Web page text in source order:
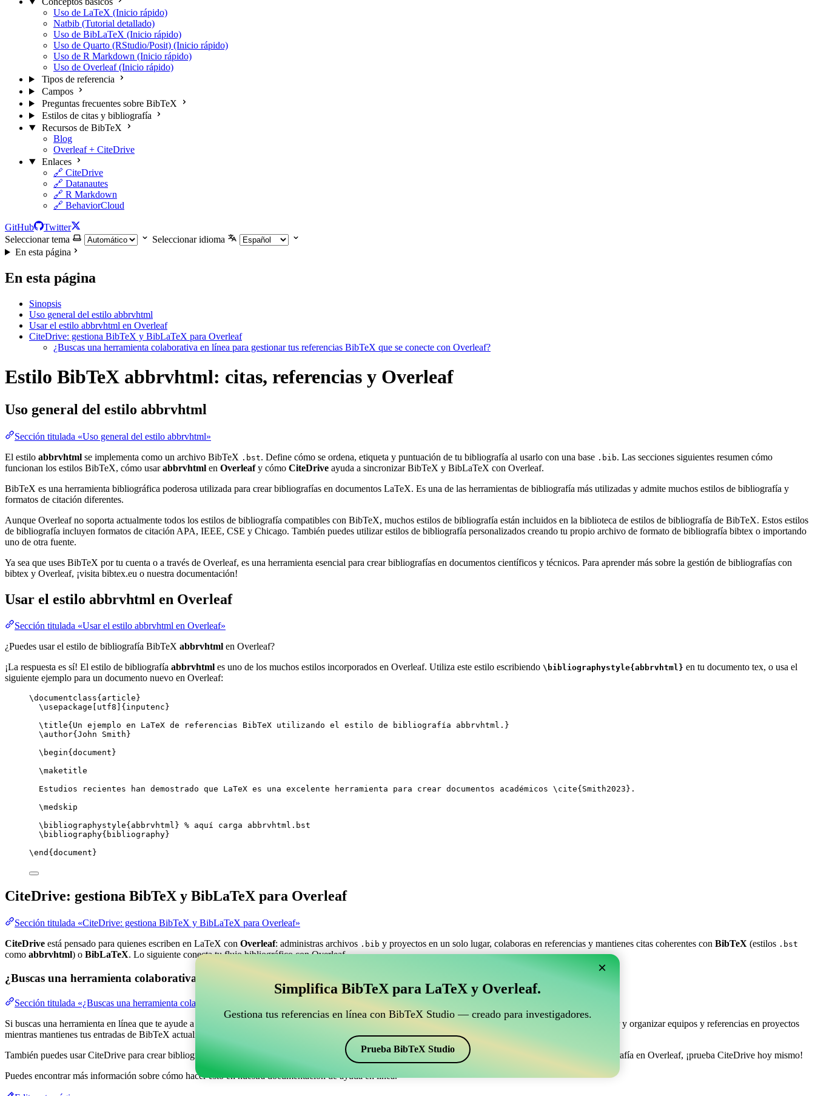
Uso de LaTeX (Inicio rápido)
Natbib (Tutorial detallado)
Uso de BibLaTeX (Inicio rápido)
Uso de Quarto (RStudio/Posit) (Inicio rápido)
Uso de R Markdown (Inicio rápido)
Uso de Overleaf (Inicio rápido)
Tipos de referencia
Campos
Preguntas frecuentes sobre BibTeX
Estilos de citas y bibliografía
Recursos de BibTeX
Blog
Overleaf + CiteDrive
Enlaces
🔗 CiteDrive
🔗 Datanautes
🔗 R Markdown
🔗 BehaviorCloud
GitHub
Twitter
Seleccionar tema
Seleccionar idioma
En esta página
En esta página
Sinopsis
Uso general del estilo abbrvhtml
Usar el estilo abbrvhtml en Overleaf
CiteDrive: gestiona BibTeX y BibLaTeX para Overleaf
¿Buscas una herramienta colaborativa en línea para gestionar tus referencias BibTeX que se conecte con Overleaf?
Estilo BibTeX abbrvhtml: citas, referencias y Overleaf
Uso general del estilo abbrvhtml
Sección titulada «Uso general del estilo abbrvhtml»
El estilo abbrvhtml se implementa como un archivo BibTeX .bst. Define cómo se ordena, etiqueta y puntuación de tu bibliografía al usarlo con una base .bib. Las secciones siguientes resumen cómo
funcionan los estilos BibTeX, cómo usarabbrvhtml en Overleafy cómo CiteDrive ayuda a sincronizar BibTeX y BibLaTeX con Overleaf.
BibTeX es una herramienta bibliográfica poderosa utilizada para crear bibliografías en documentos LaTeX. Es una de las herramientas de bibliografía más utilizadas y admite muchos estilos de bibliografía y
formatos de citación diferentes.
Aunque Overleaf no soporta actualmente todos los estilos de bibliografía compatibles con BibTeX, muchos estilos de bibliografía están incluidos en la biblioteca de estilos de bibliografía de BibTeX. Estos estilos
de bibliografía incluyen formatos de citación APA, IEEE, CSE y Chicago. También puedes utilizar estilos de bibliografía personalizados creando tu propio archivo de formato de bibliografía bibtex o importando
uno de otra fuente.
Ya sea que uses BibTeX por tu cuenta o a través de Overleaf, es una herramienta esencial para crear bibliografías en documentos científicos y técnicos. Para aprender más sobre la gestión de bibliografías con
bibtex y Overleaf, ¡visita bibtex.eu o nuestra documentación!
Usar el estilo abbrvhtml en Overleaf
Sección titulada «Usar el estilo abbrvhtml en Overleaf»
¿Puedes usar el estilo de bibliografía BibTeX abbrvhtml en Overleaf?
¡La respuesta es sí! El estilo de bibliografía abbrvhtml es uno de los muchos estilos incorporados en Overleaf. Utiliza este estilo escribiendo \bibliographystyle{abbrvhtml} en tu documento tex, o usa el
siguiente ejemplo para un documento nuevo en Overleaf:
\documentclass{ article }
\usepackage
utf8 ]{ inputenc }
\title{Un ejemplo en LaTeX de referencias BibTeX utilizando el estilo de bibliografía abbrvhtml.}
\author{John Smith}
\begin{ document }
\maketitle
Estudios recientes han demostrado que LaTeX es una excelente herramienta para crear documentos académicos \cite{ Smith2023 }.
\medskip
\bibliographystyle{abbrvhtml} % aquí carga abbrvhtml.bst
\bibliography{bibliography}
\end { document }
CiteDrive: gestiona BibTeX y BibLaTeX para Overleaf
Sección titulada «CiteDrive: gestiona BibTeX y BibLaTeX para Overleaf»
CiteDrive está pensado para quienes escriben en LaTeX con Overleaf: administras archivos .bib y proyectos en un solo lugar, colaboras en referencias y mantienes citas coherentes con BibTeX (estilos .bst
como abbrvhtml) o BibLaTeX. Lo siguiente conecta tu flujo bibliográfico con Overleaf.
¿Buscas una herramienta colaborativa en línea para gestionar tus referencias BibTeX que se conecte con Overleaf?
Sección titulada «¿Buscas una herramienta colaborativa en línea para gestionar tus referencias BibTeX que se conecte con Overleaf?»
Si buscas una herramienta en línea que te ayude a gestionar tus referencias, citas y bibliografía en Overleaf, ¡CiteDrive puede ser perfecta! Te permite coleccionar y organizar equipos y referencias en proyectos
mientras mantienes tus entradas de BibTeX actualizadas en tu proyecto de Overleaf.
También puedes usar CiteDrive para crear bibliografías y citas en varios estilos, incluyendo abbrvhtml. Así que si buscas una manera fácil de gestionar tu bibliografía en Overleaf, ¡prueba CiteDrive hoy mismo!
Puedes encontrar más información sobre cómo hacer esto en nuestra documentación de ayuda en línea.
×
Simplifica BibTeX para LaTeX y Overleaf.
Gestiona tus referencias en línea con BibTeX Studio — creado para investigadores.
Prueba BibTeX Studio